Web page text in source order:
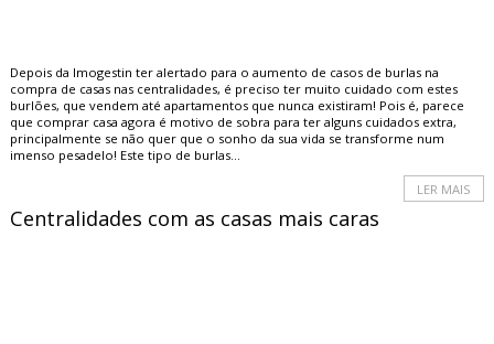
Depois da Imogestin ter alertado para o aumento de casos de burlas na
compra de casas nas centralidades, é preciso ter muito cuidado com estes
burlões, que vendem até apartamentos que nunca existiram! Pois é, parece
que comprar casa agora é motivo de sobra para ter alguns cuidados extra,
principalmente se não quer que o sonho da sua vida se transforme num
imenso pesadelo! Este tipo de burlas...
LER MAIS
Centralidades com as casas mais caras